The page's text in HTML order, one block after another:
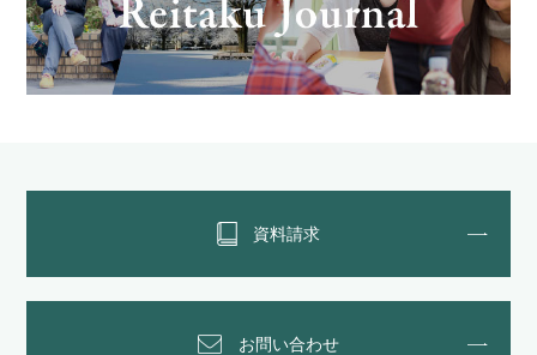
資料請求
お問い合わせ